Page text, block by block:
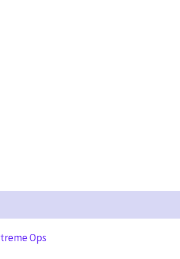
Ops